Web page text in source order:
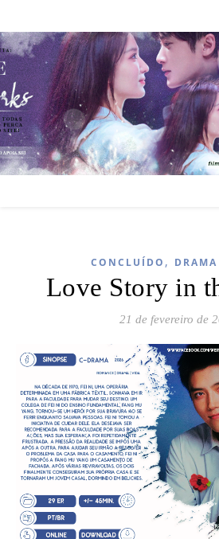
CONCLUÍDO ,
Love Story in
21 de fevereiro de